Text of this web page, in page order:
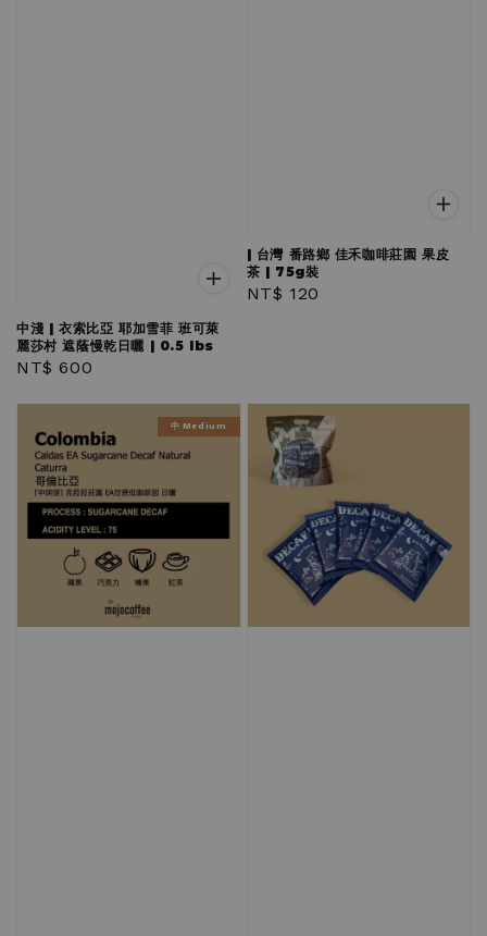
中淺 | 衣索比亞 耶加雪菲 班可萊
麗莎村 遮蔭慢乾日曬 | 0.5 lbs
Regular
NT$ 600
| 台灣 番路鄉 佳禾咖啡莊園 果皮
茶 | 75g裝
Regular
NT$ 120
中 Medium